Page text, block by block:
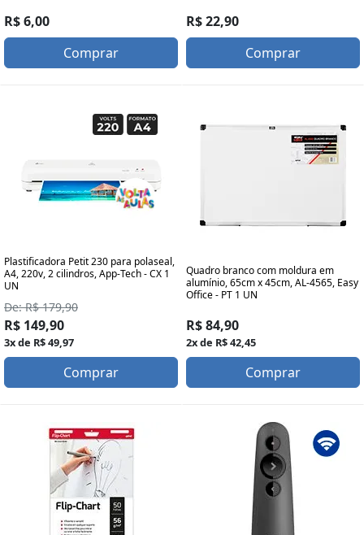
R$ 6,00
Comprar
R$ 22,90
Comprar
Plastificadora Petit 230 para polaseal,
A4, 220v, 2 cilindros, App-Tech - CX 1
UN
De: R$ 179,90
R$ 149,90
3x de R$ 49,97
Comprar
Quadro branco com moldura em
alumínio, 65cm x 45cm, AL-4565, Easy
Office - PT 1 UN
R$ 84,90
2x de R$ 42,45
Comprar